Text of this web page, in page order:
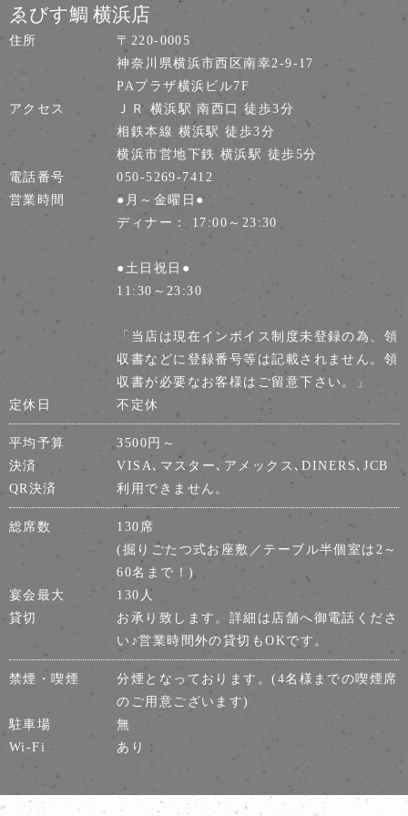
ゑびす鯛 横浜店
住所
〒220-0005
神奈川県横浜市西区南幸2-9-17
PAプラザ横浜ビル7F
アクセス
ＪＲ 横浜駅 南西口 徒歩3分
相鉄本線 横浜駅 徒歩3分
横浜市営地下鉄 横浜駅 徒歩5分
電話番号
050-5269-7412
営業時間
●月～金曜日●
ディナー： 17:00～23:30
●土日祝日●
11:30～23:30
「当店は現在インボイス制度未登録の為、領
収書などに登録番号等は記載されません。領
収書が必要なお客様はご留意下さい。」
定休日
不定休
平均予算
3500円～
決済
VISA､マスター､アメックス､DINERS､JCB
QR決済
利用できません。
総席数
130席
(掘りごたつ式お座敷／テーブル半個室は2～
60名まで！)
宴会最大
130人
貸切
お承り致します。詳細は店舗へ御電話くださ
い♪営業時間外の貸切もOKです。
禁煙・喫煙
分煙となっております。(4名様までの喫煙席
のご用意ございます)
駐車場
無
Wi-Fi
あり